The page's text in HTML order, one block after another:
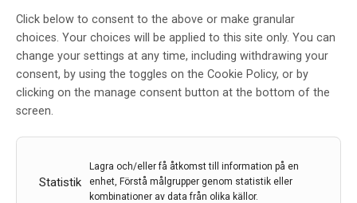
Click below to consent to the above or make granular
choices. Your choices will be applied to this site only. You can
change your settings at any time, including withdrawing your
consent, by using the toggles on the Cookie Policy, or by
clicking on the manage consent button at the bottom of the
screen.
Statistik
Lagra och/eller få åtkomst till information på en
enhet, Förstå målgrupper genom statistik eller
kombinationer av data från olika källor.
multicenter, randomiserad, placebo-kontrollerad
pilotstudie. Studiens primära mål var en jämförelse
mellan patienter randomiserade till att få en öppen
fungerande shunt jämfört med en avstängd icke
fungerande shunt, med uppföljning vid 4 och 12
likvorshunt (s.k. Codman Certas Plus) inställd på 4
(=öppen shunt) eller inställd på 8 (=avstängd shunt,